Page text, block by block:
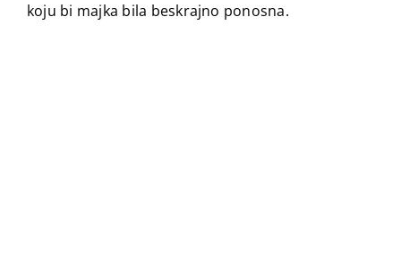
koju bi majka bila beskrajno ponosna.